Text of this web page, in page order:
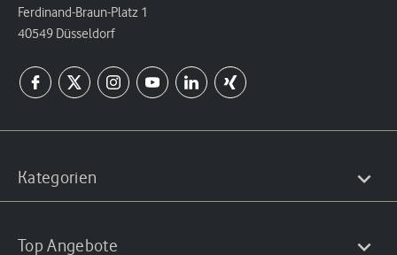
Ferdinand-Braun-Platz 1
40549 Düsseldorf
Kategorien
Top Angebote